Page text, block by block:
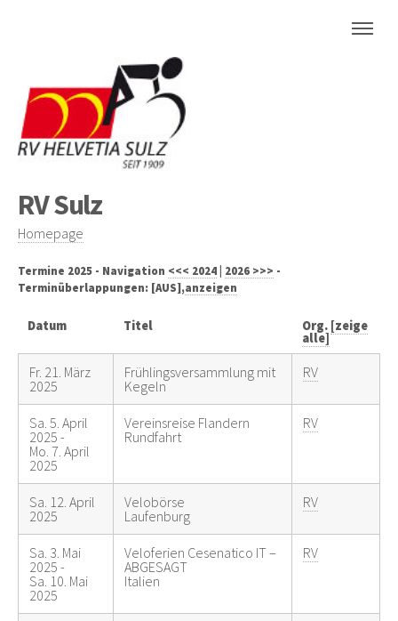
RV Sulz
Homepage
Termine 2025 - Navigation <<< 2024 2026 >>> -
Terminüberlappungen: [AUS],anzeigen
Datum Titel Org. [zeige
alle]
Fr. 21. März
2025
Frühlingsversammlung mit
Kegeln
RV
Sa. 5. April
2025 -
Mo. 7. April
2025
Vereinsreise Flandern
Rundfahrt
RV
Sa. 12. April
2025
Velobörse
Laufenburg
RV
Sa. 3. Mai
2025 -
Sa. 10. Mai
2025
Veloferien Cesenatico IT –
ABGESAGT
Italien
RV